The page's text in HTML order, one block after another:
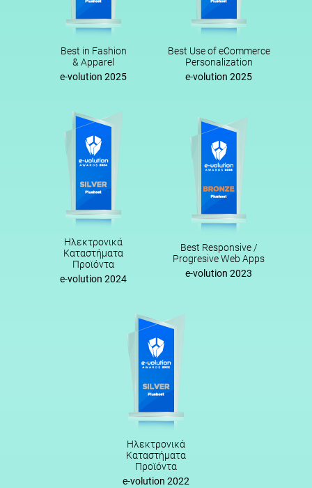
Best in Fashion
& Apparel
e-volution 2025
Best Use of eCommerce
Personalization
e-volution 2025
Ηλεκτρονικά
Καταστήματα
Προϊόντα
e-volution 2024
Best Responsive /
Progresive Web Apps
e-volution 2023
Ηλεκτρονικά
Καταστήματα
Προϊόντα
e-volution 2022